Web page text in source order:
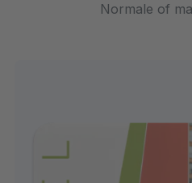
Normale of